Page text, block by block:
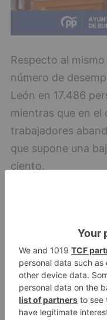
Respecto al
número de
León en 17.486
mientras que en el
trabajadores
que supone una
ciento.
1